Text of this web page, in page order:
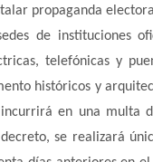
propaganda
de instituciones
telefónicas y
históricos y
en una multa
se realizará